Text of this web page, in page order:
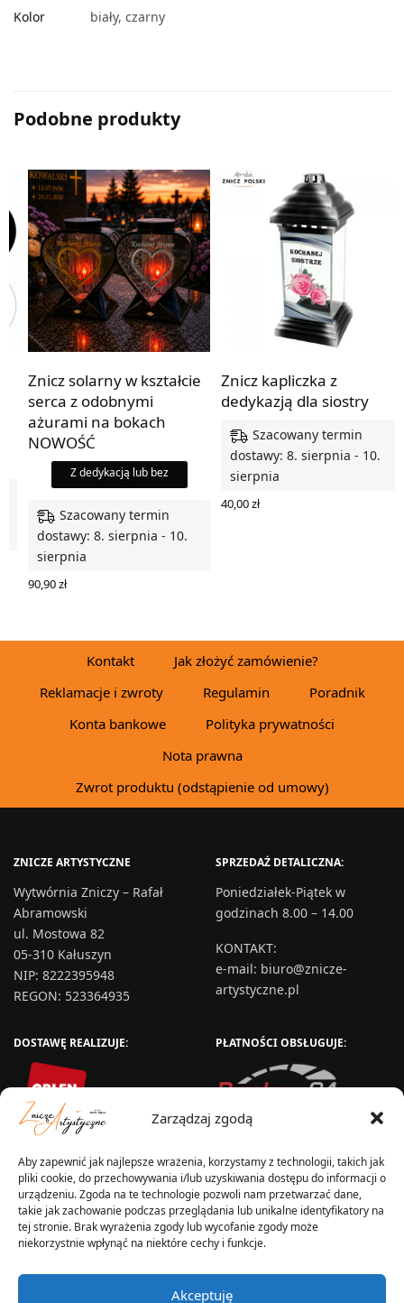
Zarządzaj zgodą
Aby zapewnić jak najlepsze wrażenia, korzystamy z technologii, takich jak
pliki cookie, do przechowywania i/lub uzyskiwania dostępu do informacji o
urządzeniu. Zgoda na te technologie pozwoli nam przetwarzać dane,
takie jak zachowanie podczas przeglądania lub unikalne identyfikatory na
tej stronie. Brak wyrażenia zgody lub wycofanie zgody może
niekorzystnie wpłynąć na niektóre cechy i funkcje.
Akceptuję
Kolor biały, czarny
Podobne produkty
Znicz solarny w kształcie
serca z odobnymi
ażurami na bokach
NOWOŚĆ
Z dedykacją lub bez
Szacowany termin
dostawy: 8. sierpnia - 10.
sierpnia
90,90zł
Znicz kapliczka z
dedykazją dla siostry
Szacowany termin
dostawy: 8. sierpnia - 10.
sierpnia
40,00zł
Kontakt
Jak złożyć zamówienie?
Reklamacje i zwroty
Regulamin
Poradnik
Konta bankowe
Polityka prywatności
Nota prawna
Zwrot produktu (odstąpienie od umowy)
ZNICZE ARTYSTYCZNE
Wytwórnia Zniczy – Rafał
Abramowski
ul. Mostowa 82
05-310 Kałuszyn
NIP: 8222395948
REGON: 523364935
SPRZEDAŻ DETALICZNA:
Poniedziałek-Piątek w
godzinach 8.00 – 14.00
KONTAKT:
e-mail: biuro@znicze-
artystyczne.pl
DOSTAWĘ REALIZUJE: PŁATNOŚCI OBSŁUGUJE: